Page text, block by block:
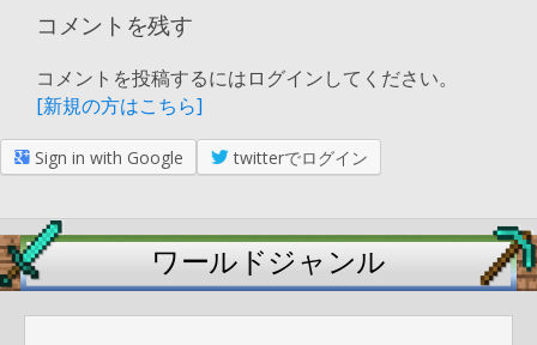
コメントを残す
コメントを投稿するにはログインしてください。
[新規の方はこちら]
Sign in with Google twitterでログイン
ワールドジャンル